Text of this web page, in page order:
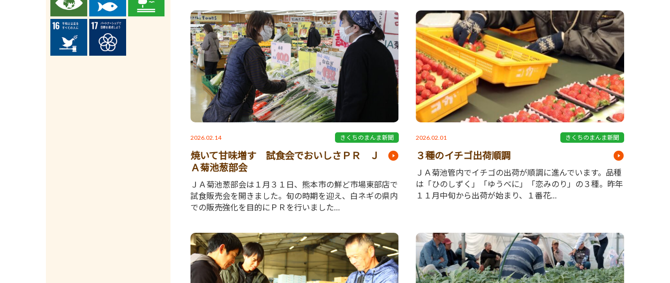
2026.02.14 きくちのまんま新聞
焼いて甘味増す 試食会でおいしさＰＲ Ｊ
Ａ菊池葱部会
ＪＡ菊池葱部会は１月３１日、熊本市の鮮ど市場東部店で
試食販売会を開きました。旬の時期を迎え、白ネギの県内
での販売強化を目的にＰＲを行いました…
2026.02.01 きくちのまんま新聞
３種のイチゴ出荷順調
ＪＡ菊池管内でイチゴの出荷が順調に進んでいます。品種
は「ひのしずく」「ゆうべに」「恋みのり」の３種。昨年
１１月中旬から出荷が始まり、１番花…